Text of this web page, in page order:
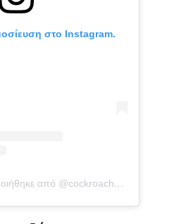
στο Instagram.
Η δημοσίευση κοινοποιήθηκε από @cockroachsjantaparty